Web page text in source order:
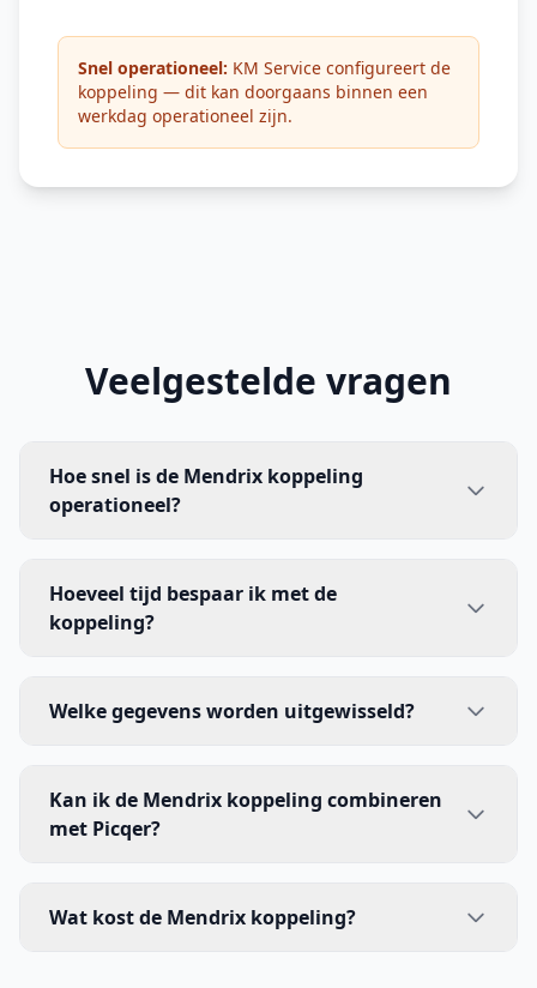
Snel operationeel: KM Service configureert de
koppeling — dit kan doorgaans binnen een
werkdag operationeel zijn.
Veelgestelde vragen
Hoe snel is de Mendrix koppeling
operationeel?
Hoeveel tijd bespaar ik met de
koppeling?
Welke gegevens worden uitgewisseld?
Kan ik de Mendrix koppeling combineren
met Picqer?
Wat kost de Mendrix koppeling?